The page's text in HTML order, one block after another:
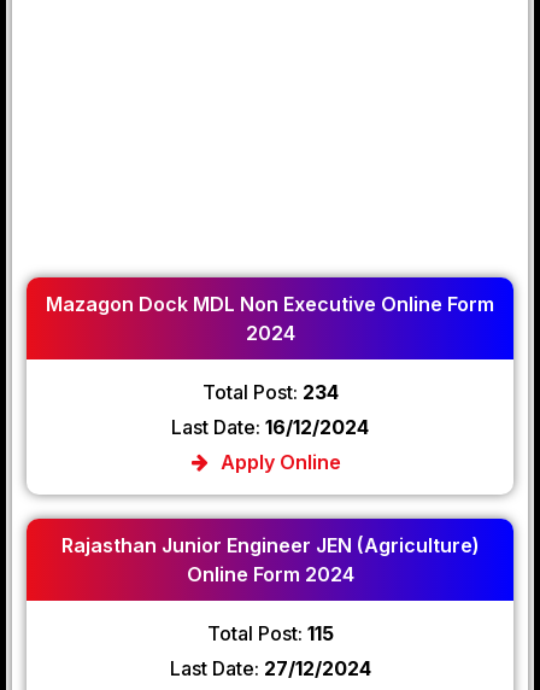
Mazagon Dock MDL Non Executive Online Form
2024
Total Post: 234
Last Date: 16/12/2024
Apply Online
Rajasthan Junior Engineer JEN (Agriculture)
Online Form 2024
Total Post: 115
Last Date: 27/12/2024